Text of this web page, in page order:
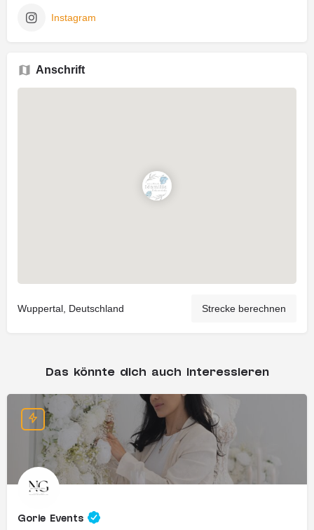
Instagram
Anschrift
Wuppertal, Deutschland Strecke berechnen
Das könnte dich auch interessieren
Gorie Events